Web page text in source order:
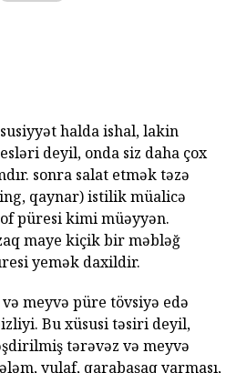
halda ishal, lakin
deyil, onda siz daha çox
sonra salat etmək təzə
qaynar) istilik müalicə
püresi kimi müəyyən.
maye kiçik bir məbləğ
yemək daxildir.
meyvə püre tövsiyə edə
Bu xüsusi təsiri deyil,
tərəvəz və meyvə
yulaf, qarabaşaq yarması,